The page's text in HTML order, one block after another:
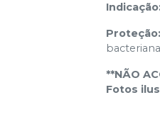
Proteção:
**NÃO
Fotos